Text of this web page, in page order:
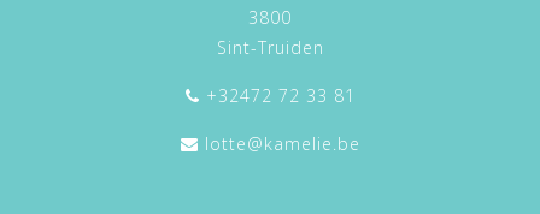
3800
Sint-Truiden
+32472 72 33 81
lotte@kamelie.be